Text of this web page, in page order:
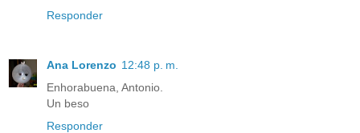
Responder
Ana Lorenzo 12:48 p. m.
Enhorabuena, Antonio.
Un beso
Responder